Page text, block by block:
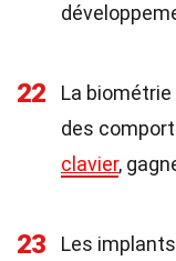
22
La
des
clavier,
23
Les